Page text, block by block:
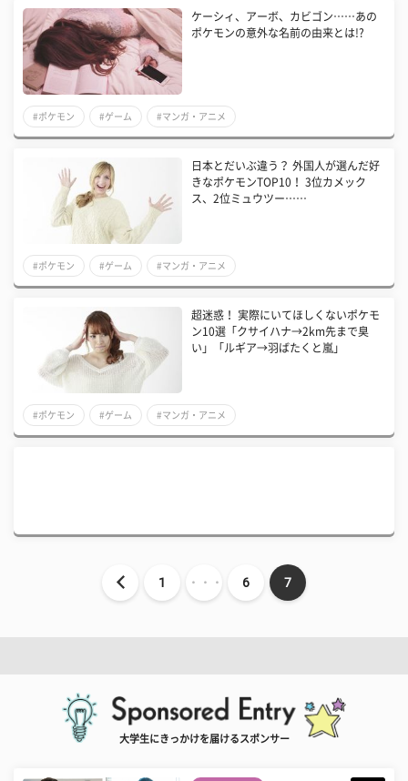
ケーシィ、アーボ、カビゴン……あの
ポケモンの意外な名前の由来とは!?
#ポケモン #ゲーム #マンガ・アニメ
日本とだいぶ違う？ 外国人が選んだ好
きなポケモンTOP10！ 3位カメック
ス、2位ミュウツー……
#ポケモン #ゲーム #マンガ・アニメ
超迷惑！ 実際にいてほしくないポケモ
ン10選「クサイハナ→2km先まで臭
い」「ルギア→羽ばたくと嵐」
#ポケモン #ゲーム #マンガ・アニメ
1 ・・・ 6 7
大学生にきっかけを届けるスポンサー